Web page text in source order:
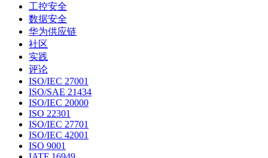
工控安全
数据安全
华为供应链
社区
实践
评论
ISO/IEC 27001
ISO/SAE 21434
ISO/IEC 20000
ISO 22301
ISO/IEC 27701
ISO/IEC 42001
ISO 9001